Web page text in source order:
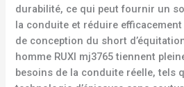
durabilité, ce qui peut fournir un
la conduite et réduire
de conception du short
homme RUXI mj3765 tiennent
besoins de la conduite réelle, tels